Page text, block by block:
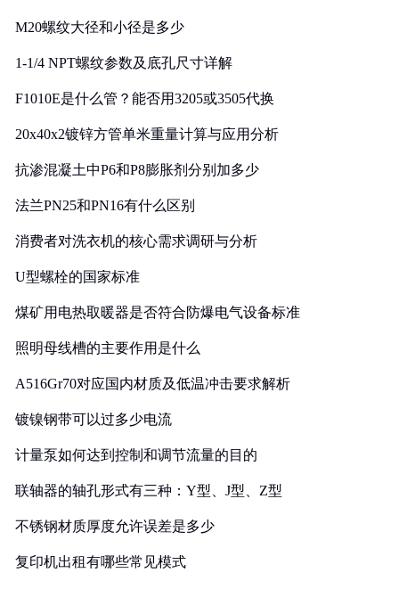
M20螺纹大径和小径是多少
1-1/4 NPT螺纹参数及底孔尺寸详解
F1010E是什么管？能否用3205或3505代换
20x40x2镀锌方管单米重量计算与应用分析
抗渗混凝土中P6和P8膨胀剂分别加多少
法兰PN25和PN16有什么区别
消费者对洗衣机的核心需求调研与分析
U型螺栓的国家标准
煤矿用电热取暖器是否符合防爆电气设备标准
照明母线槽的主要作用是什么
A516Gr70对应国内材质及低温冲击要求解析
镀镍钢带可以过多少电流
计量泵如何达到控制和调节流量的目的
联轴器的轴孔形式有三种：Y型、J型、Z型
不锈钢材质厚度允许误差是多少
复印机出租有哪些常见模式